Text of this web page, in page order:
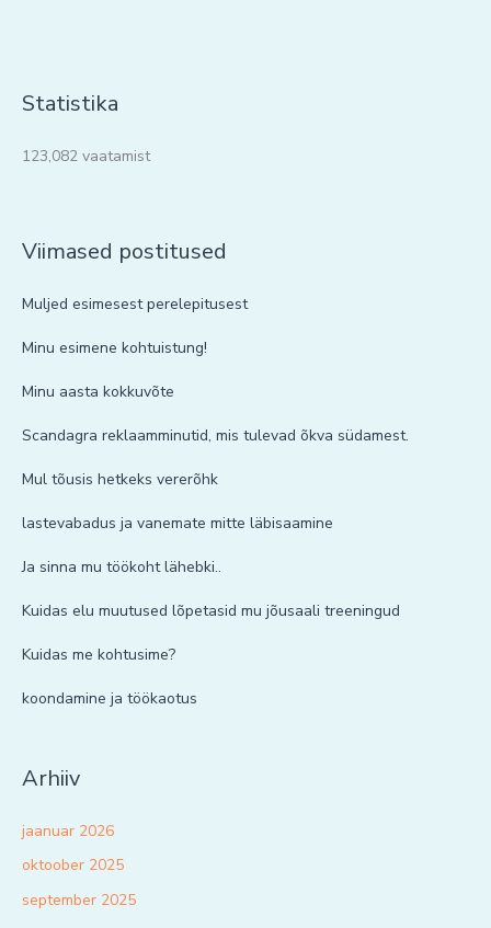
Statistika
123,082 vaatamist
Viimased postitused
Muljed esimesest perelepitusest
Minu esimene kohtuistung!
Minu aasta kokkuvõte
Scandagra reklaamminutid, mis tulevad õkva südamest.
Mul tõusis hetkeks vererõhk
lastevabadus ja vanemate mitte läbisaamine
Ja sinna mu töökoht lähebki..
Kuidas elu muutused lõpetasid mu jõusaali treeningud
Kuidas me kohtusime?
koondamine ja töökaotus
Arhiiv
jaanuar 2026
oktoober 2025
september 2025